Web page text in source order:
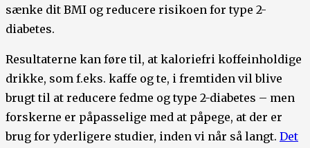
sænke dit BMI og reducere risikoen for type 2-
diabetes.
Resultaterne kan føre til, at kaloriefri koffeinholdige
drikke, som f.eks. kaffe og te, i fremtiden vil blive
brugt til at reducere fedme og type 2-diabetes – men
forskerne er påpasselige med at påpege, at der er
brug for yderligere studier, inden vi når så langt. Det